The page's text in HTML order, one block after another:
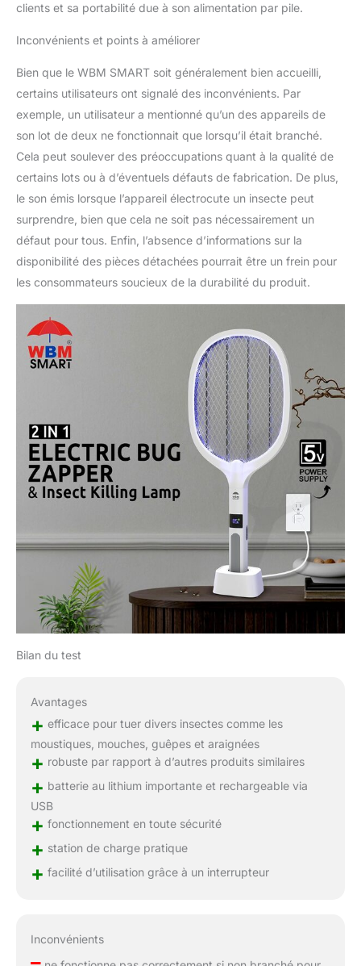
clients et sa portabilité due à son alimentation par pile.
Inconvénients et points à améliorer
Bien que le WBM SMART soit généralement bien accueilli,
certains utilisateurs ont signalé des inconvénients. Par
exemple, un utilisateur a mentionné qu’un des appareils de
son lot de deux ne fonctionnait que lorsqu’il était branché.
Cela peut soulever des préoccupations quant à la qualité de
certains lots ou à d’éventuels défauts de fabrication. De plus,
le son émis lorsque l’appareil électrocute un insecte peut
surprendre, bien que cela ne soit pas nécessairement un
défaut pour tous. Enfin, l’absence d’informations sur la
disponibilité des pièces détachées pourrait être un frein pour
les consommateurs soucieux de la durabilité du produit.
Bilan du test
Avantages
+ efficace pour tuer divers insectes comme les
moustiques, mouches, guêpes et araignées
+ robuste par rapport à d’autres produits similaires
+ batterie au lithium importante et rechargeable via
USB
+ fonctionnement en toute sécurité
+ station de charge pratique
+ facilité d’utilisation grâce à un interrupteur
Inconvénients